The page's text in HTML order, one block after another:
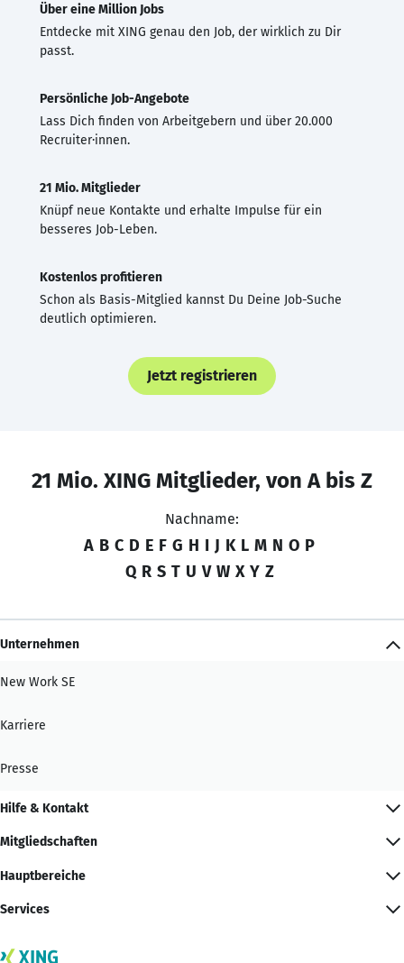
Über eine Million Jobs
Entdecke mit XING genau den Job, der wirklich zu Dir
passt.
Persönliche Job-Angebote
Lass Dich finden von Arbeitgebern und über 20.000
Recruiter·innen.
21 Mio. Mitglieder
Knüpf neue Kontakte und erhalte Impulse für ein
besseres Job-Leben.
Kostenlos profitieren
Schon als Basis-Mitglied kannst Du Deine Job-Suche
deutlich optimieren.
Jetzt registrieren
21 Mio. XING Mitglieder, von A bis Z
Nachname:
A B C D E F G H I J K L M N O P
Q R S T U V W X Y Z
Unternehmen
New Work SE
Karriere
Presse
Hilfe & Kontakt
Mitgliedschaften
Hauptbereiche
Services